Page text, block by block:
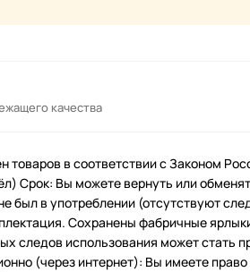
качества
в соответствии с Законом
Срок: Вы можете вернуть или
был в употреблении (отсутствуют
Сохранены фабричные
следов использования может стать
(через интернет): Вы имеете